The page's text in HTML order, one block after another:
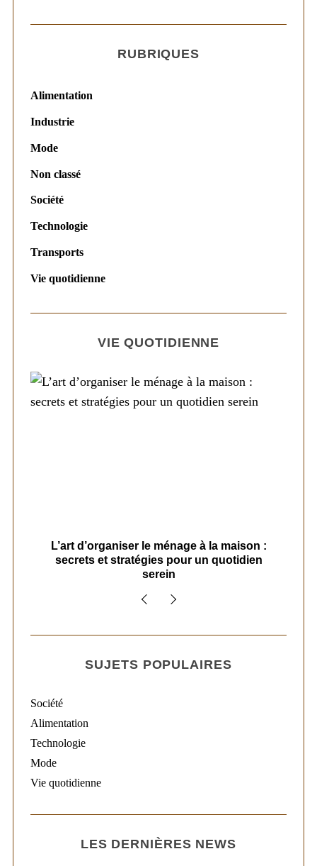
RUBRIQUES
Alimentation
Industrie
Mode
Non classé
Société
Technologie
Transports
Vie quotidienne
VIE QUOTIDIENNE
L’art d’organiser le ménage à la maison :
secrets et stratégies pour un quotidien
serein
SUJETS POPULAIRES
Société
Alimentation
Technologie
Mode
Vie quotidienne
LES DERNIÈRES NEWS